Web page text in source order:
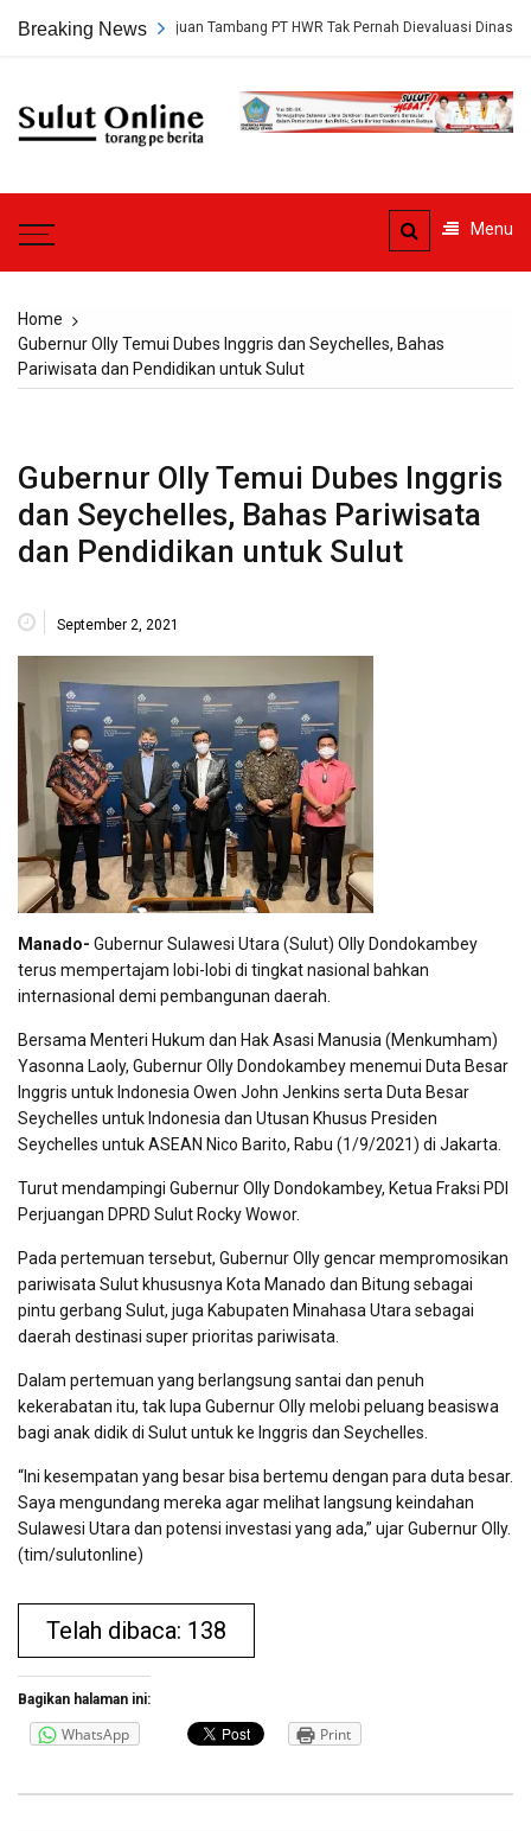
Breaking News
Persetujuan Tambang PT HWR Tak Pernah Dievaluasi Dinas ESDM
Sulut
Menu
Home
Gubernur Olly Temui Dubes Inggris dan Seychelles, Bahas
Pariwisata dan Pendidikan untuk Sulut
Gubernur Olly Temui Dubes Inggris
dan Seychelles, Bahas Pariwisata
dan Pendidikan untuk Sulut
September 2, 2021
Manado- Gubernur Sulawesi Utara (Sulut) Olly Dondokambey
terus mempertajam lobi-lobi di tingkat nasional bahkan
internasional demi pembangunan daerah.
Bersama Menteri Hukum dan Hak Asasi Manusia (Menkumham)
Yasonna Laoly, Gubernur Olly Dondokambey menemui Duta Besar
Inggris untuk Indonesia Owen John Jenkins serta Duta Besar
Seychelles untuk Indonesia dan Utusan Khusus Presiden
Seychelles untuk ASEAN Nico Barito, Rabu (1/9/2021) di Jakarta.
Turut mendampingi Gubernur Olly Dondokambey, Ketua Fraksi PDI
Perjuangan DPRD Sulut Rocky Wowor.
Pada pertemuan tersebut, Gubernur Olly gencar mempromosikan
pariwisata Sulut khususnya Kota Manado dan Bitung sebagai
pintu gerbang Sulut, juga Kabupaten Minahasa Utara sebagai
daerah destinasi super prioritas pariwisata.
Dalam pertemuan yang berlangsung santai dan penuh
kekerabatan itu, tak lupa Gubernur Olly melobi peluang beasiswa
bagi anak didik di Sulut untuk ke Inggris dan Seychelles.
“Ini kesempatan yang besar bisa bertemu dengan para duta besar.
Saya mengundang mereka agar melihat langsung keindahan
Sulawesi Utara dan potensi investasi yang ada,” ujar Gubernur Olly.
(tim/sulutonline)
Telah dibaca: 138
Bagikan halaman ini:
WhatsApp Print